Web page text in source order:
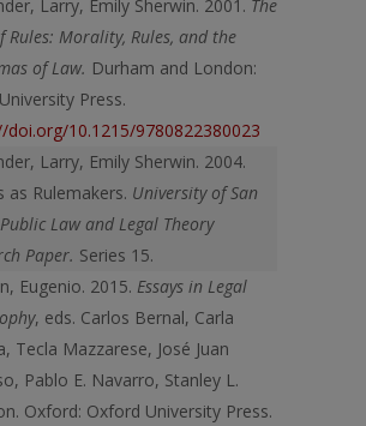
Larry, Emily Sherwin. 2001. The
Rules: Morality, Rules, and the
of Law. Durham and London:
Press.
doi.org/10.1215/9780822380023
Larry, Emily Sherwin. 2004.
as Rulemakers. University of San
Law and Legal Theory
Paper. Series 15.
Eugenio. 2015. Essays in Legal
, eds. Carlos Bernal, Carla
Tecla Mazzarese, José Juan
Pablo E. Navarro, Stanley L.
Oxford: Oxford University Press.